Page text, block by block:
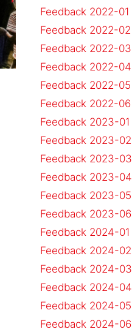
Feedback 2022-01
Feedback 2022-02
Feedback 2022-03
Feedback 2022-04
Feedback 2022-05
Feedback 2022-06
Feedback 2023-01
Feedback 2023-02
Feedback 2023-03
Feedback 2023-04
Feedback 2023-05
Feedback 2023-06
Feedback 2024-01
Feedback 2024-02
Feedback 2024-03
Feedback 2024-04
Feedback 2024-05
Feedback 2024-06